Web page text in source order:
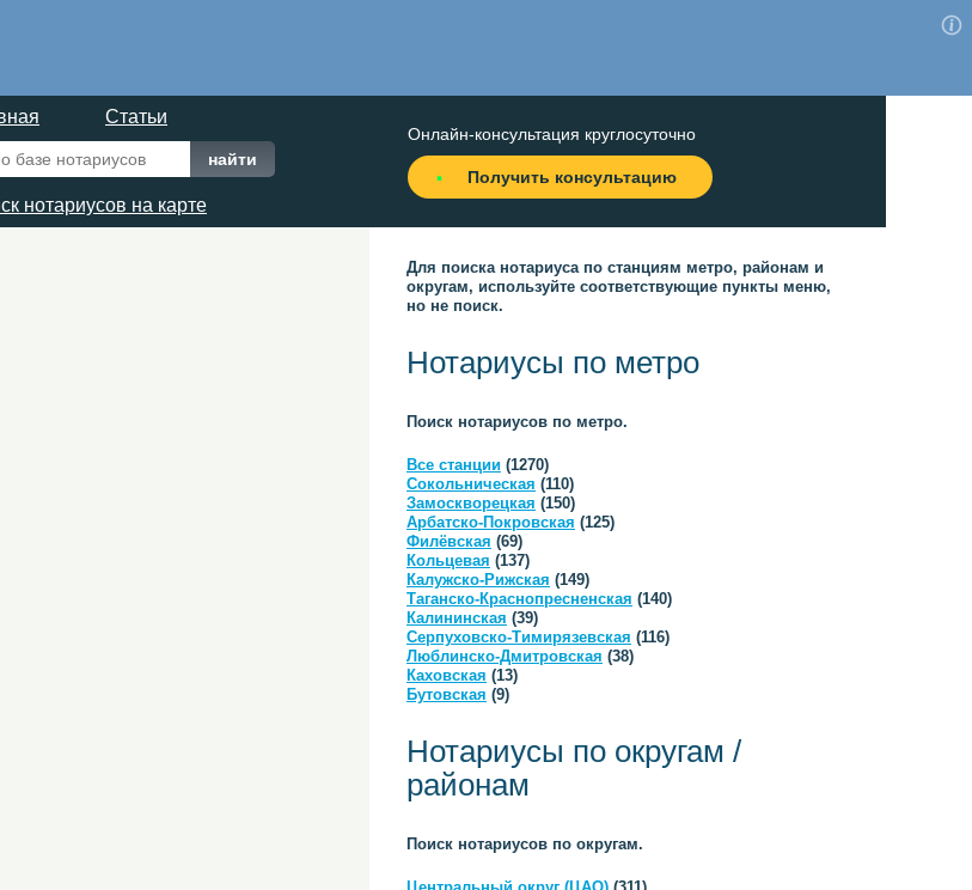
Статьи
нотариусов на карте
Онлайн-консультация круглосуточно
Получить консультацию
Для поиска нотариуса по станциям метро, районам и
округам, используйте соответствующие пункты меню,
но не поиск.
Нотариусы по метро
Поиск нотариусов по метро.
Все станции (1270)
Сокольническая (110)
Замоскворецкая (150)
Арбатско-Покровская (125)
Филёвская (69)
Кольцевая (137)
Калужско-Рижская (149)
Таганско-Краснопресненская (140)
Калининская (39)
Серпуховско-Тимирязевская (116)
Люблинско-Дмитровская (38)
Каховская (13)
Бутовская (9)
Нотариусы по округам /
районам
Поиск нотариусов по округам.